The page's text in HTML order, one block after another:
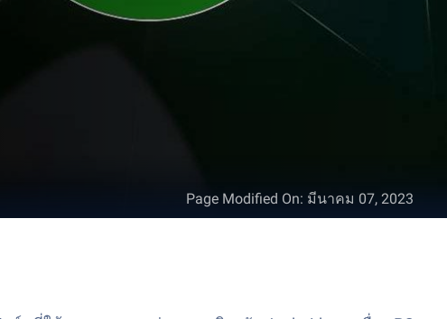
Page Modified On: มีนาคม 07, 2023